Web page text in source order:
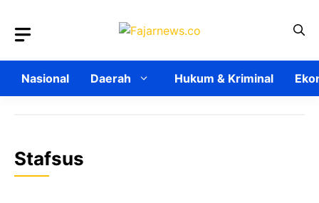
Nasional Daerah Hukum & Kriminal
Stafsus